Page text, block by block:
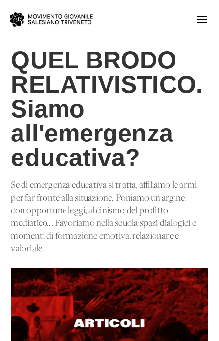
QUEL BRODO
RELATIVISTICO.
Siamo
all'emergenza
educativa?
Se di emergenza educativa si tratta, affiliamo le armi
per far fronte alla situazione. Poniamo un argine,
con opportune leggi, al cinismo del profitto
mediatico... Favoriamo nella scuola spazi dialogici e
momenti di formazione emotiva, relazionare e
valoriale.